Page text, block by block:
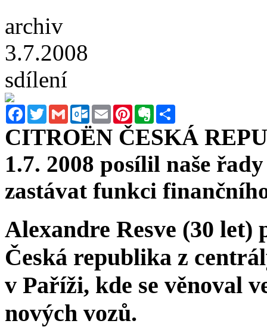
archiv
3.7.2008
sdílení
FacebookTwitterGmail Outlook.com
Email PinterestEvernote
CITROËN ČESKÁ
1.7. 2008 posílil naše
zastávat funkci
Alexandre Resve (30 let)
Česká republika z
v Paříži, kde se věnoval
nových vozů.